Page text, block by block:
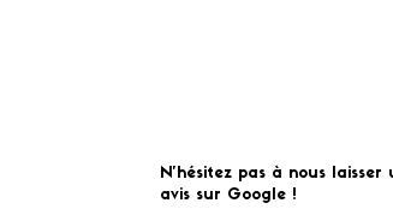
N'hésitez pas à nous laisser
avis sur Google !